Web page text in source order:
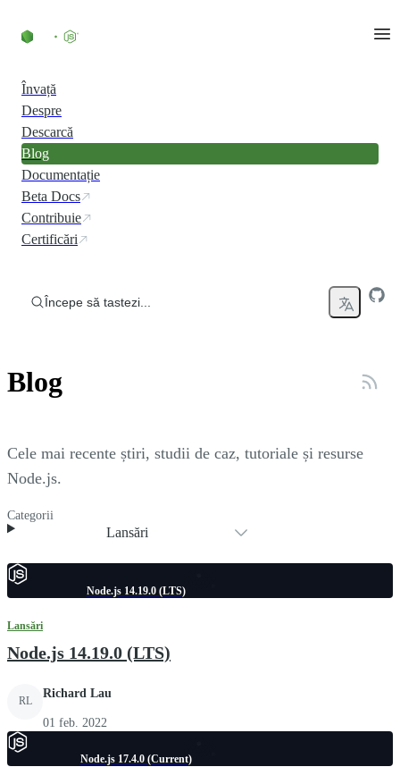
Învață
Despre
Descarcă
Blog
Documentație
Beta Docs
Contribuie
Certificări
Începe să tastezi...
Blog
Cele mai recente știri, studii de caz, tutoriale și resurse
Node.js.
Categorii
Lansări
Node.js 14.19.0 (LTS)
Lansări
Node.js 14.19.0 (LTS)
RL
Richard Lau
01 feb. 2022
Node.js 17.4.0 (Current)